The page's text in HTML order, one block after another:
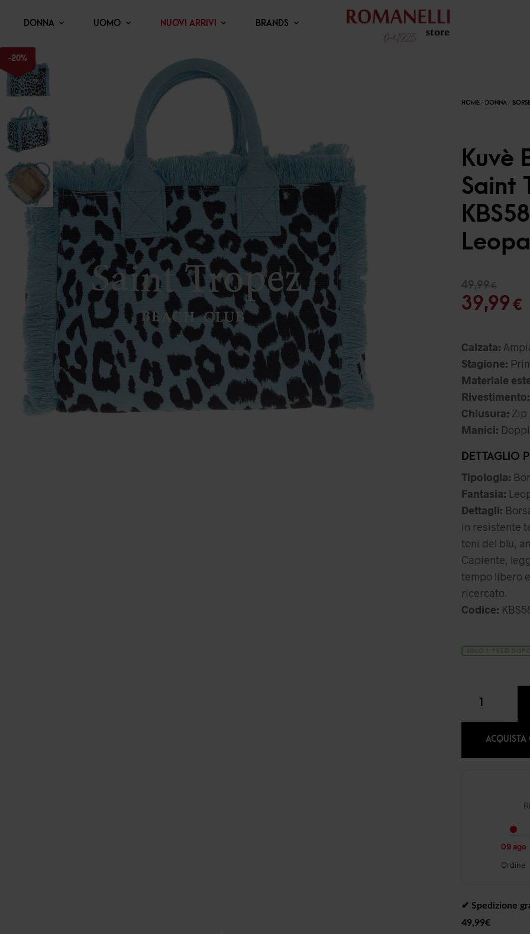
DONNA UOMO NUOVI ARRIVI BRANDS
-20%
Kuvè
Saint
49,99€
39,99€
Calzata:
Stagione:
Materiale
Rivestimento:
Chiusura: Zip
Manici:
DETTAGLIO
Tipologia:
Fantasia:
Dettagli:
in resistente
toni del blu,
Capiente,
tempo libero
ricercato.
Codice:
SOLO 1 PEZZI
ACQUISTA
09 ago
Ordine
✔︎ Spedizione
49,99€